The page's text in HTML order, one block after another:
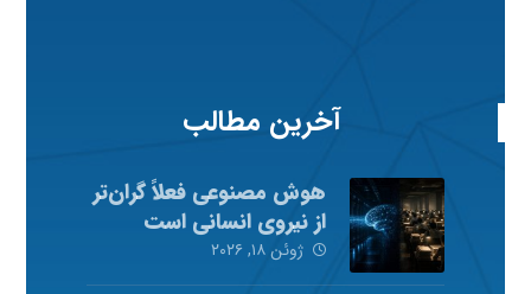
آخرین مطالب
هوش مصنوعی فعلاً گران‌تر
از نیروی انسانی است
ژوئن ۱۸, ۲۰۲۶